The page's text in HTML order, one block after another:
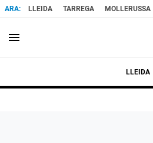
LLEIDA TARREGA MOLLERUSSA
menu
LLEIDA